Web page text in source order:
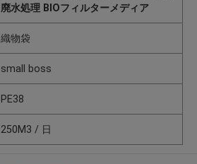
廃水処理 BIOフィルターメディア
織物袋
small boss
PE38
250M3 / 日